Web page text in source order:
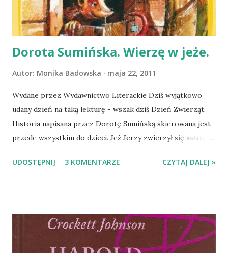
kolegi. Basia jest doskonałym symbolem naszych lęków i
niechęci do tego, co inne i nieznane. Dzięki niej możemy
zrozumieć, że wystarczy, by p...
Dorota Sumińska. Wierzę w jeże.
Autor: Monika Badowska maja 22, 2011
Wydane przez Wydawnictwo Literackie Dziś wyjątkowo
udany dzień na taką lekturę - wszak dziś Dzień Zwierząt.
Historia napisana przez Dorotę Sumińską skierowana jest
przede wszystkim do dzieci. Jeż Jerzy zwierzył się autorce
jeża trafiły do czytelników. Jeż Jerzy wspomina swoje
jeżątka zaczęły ginąć z głodu i zimna. Jerzy miał szczęście -
ludzie znaleźli go zanim umarł. W domu przybranej,
UDOSTĘPNIJ 3 KOMENTARZE CZYTAJ DALEJ »